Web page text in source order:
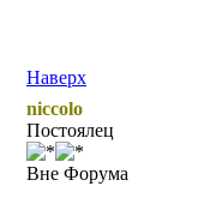
Наверх
niccolo
Постоялец
Вне Форума